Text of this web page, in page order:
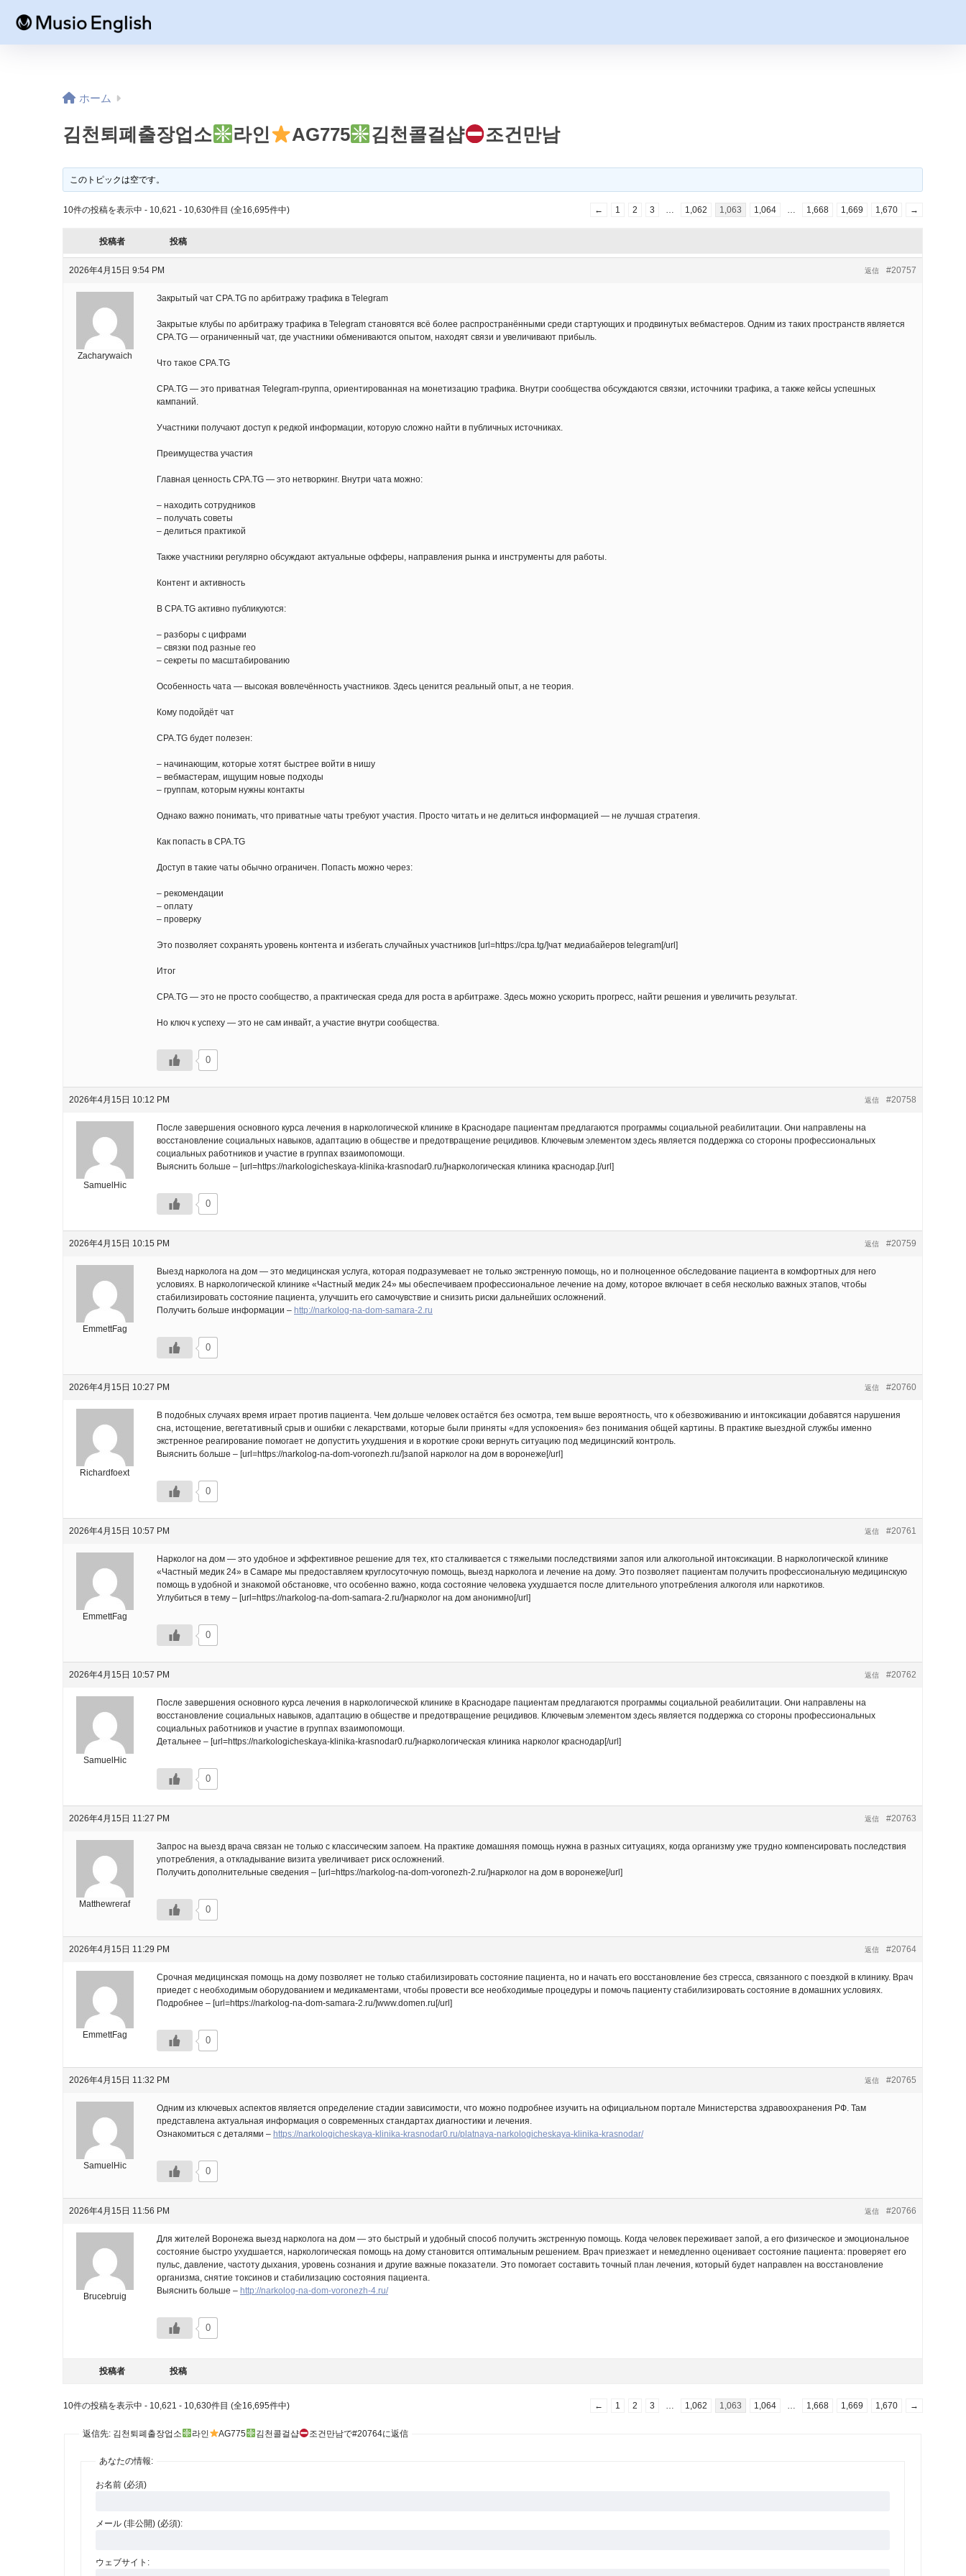
ホーム
김천퇴폐출장업소 라인 AG775 김천콜걸샵 조건만남
このトピックは空です。
10件の投稿を表示中 - 10,621 - 10,630件目 (全16,695件中) ← 1 2 3 … 1,062 1,063 1,064 … 1,668 1,669 1,670 →
投稿者 投稿
2026年4月15日 9:54 PM #20757
返信
Zacharywaich
Закрытый чат CPA.TG по арбитражу трафика в Telegram
Закрытые клубы по арбитражу трафика в Telegram становятся всё более распространёнными среди стартующих и продвинутых вебмастеров. Одним из таких пространств является
CPA.TG — ограниченный чат, где участники обмениваются опытом, находят связи и увеличивают прибыль.
Что такое CPA.TG
CPA.TG — это приватная Telegram-группа, ориентированная на монетизацию трафика. Внутри сообщества обсуждаются связки, источники трафика, а также кейсы успешных
кампаний.
Участники получают доступ к редкой информации, которую сложно найти в публичных источниках.
Преимущества участия
Главная ценность CPA.TG — это нетворкинг. Внутри чата можно:
– находить сотрудников
– получать советы
– делиться практикой
Также участники регулярно обсуждают актуальные офферы, направления рынка и инструменты для работы.
Контент и активность
В CPA.TG активно публикуются:
– разборы с цифрами
– связки под разные гео
– секреты по масштабированию
Особенность чата — высокая вовлечённость участников. Здесь ценится реальный опыт, а не теория.
Кому подойдёт чат
CPA.TG будет полезен:
– начинающим, которые хотят быстрее войти в нишу
– вебмастерам, ищущим новые подходы
– группам, которым нужны контакты
Однако важно понимать, что приватные чаты требуют участия. Просто читать и не делиться информацией — не лучшая стратегия.
Как попасть в CPA.TG
Доступ в такие чаты обычно ограничен. Попасть можно через:
– рекомендации
– оплату
– проверку
Это позволяет сохранять уровень контента и избегать случайных участников [url=https://cpa.tg/]чат медиабайеров telegram[/url]
Итог
CPA.TG — это не просто сообщество, а практическая среда для роста в арбитраже. Здесь можно ускорить прогресс, найти решения и увеличить результат.
Но ключ к успеху — это не сам инвайт, а участие внутри сообщества.
0
2026年4月15日 10:12 PM #20758
返信
SamuelHic
После завершения основного курса лечения в наркологической клинике в Краснодаре пациентам предлагаются программы социальной реабилитации. Они направлены на
восстановление социальных навыков, адаптацию в обществе и предотвращение рецидивов. Ключевым элементом здесь является поддержка со стороны профессиональных
социальных работников и участие в группах взаимопомощи.
Выяснить больше – [url=https://narkologicheskaya-klinika-krasnodar0.ru/]наркологическая клиника краснодар.[/url]
0
2026年4月15日 10:15 PM #20759
返信
EmmettFag
Выезд нарколога на дом — это медицинская услуга, которая подразумевает не только экстренную помощь, но и полноценное обследование пациента в комфортных для него
условиях. В наркологической клинике «Частный медик 24» мы обеспечиваем профессиональное лечение на дому, которое включает в себя несколько важных этапов, чтобы
стабилизировать состояние пациента, улучшить его самочувствие и снизить риски дальнейших осложнений.
Получить больше информации – http://narkolog-na-dom-samara-2.ru
0
2026年4月15日 10:27 PM #20760
返信
Richardfoext
В подобных случаях время играет против пациента. Чем дольше человек остаётся без осмотра, тем выше вероятность, что к обезвоживанию и интоксикации добавятся нарушения
сна, истощение, вегетативный срыв и ошибки с лекарствами, которые были приняты «для успокоения» без понимания общей картины. В практике выездной службы именно
экстренное реагирование помогает не допустить ухудшения и в короткие сроки вернуть ситуацию под медицинский контроль.
Выяснить больше – [url=https://narkolog-na-dom-voronezh.ru/]запой нарколог на дом в воронеже[/url]
0
2026年4月15日 10:57 PM #20761
返信
EmmettFag
Нарколог на дом — это удобное и эффективное решение для тех, кто сталкивается с тяжелыми последствиями запоя или алкогольной интоксикации. В наркологической клинике
«Частный медик 24» в Самаре мы предоставляем круглосуточную помощь, выезд нарколога и лечение на дому. Это позволяет пациентам получить профессиональную медицинскую
помощь в удобной и знакомой обстановке, что особенно важно, когда состояние человека ухудшается после длительного употребления алкоголя или наркотиков.
Углубиться в тему – [url=https://narkolog-na-dom-samara-2.ru/]нарколог на дом анонимно[/url]
0
2026年4月15日 10:57 PM #20762
返信
SamuelHic
После завершения основного курса лечения в наркологической клинике в Краснодаре пациентам предлагаются программы социальной реабилитации. Они направлены на
восстановление социальных навыков, адаптацию в обществе и предотвращение рецидивов. Ключевым элементом здесь является поддержка со стороны профессиональных
социальных работников и участие в группах взаимопомощи.
Детальнее – [url=https://narkologicheskaya-klinika-krasnodar0.ru/]наркологическая клиника нарколог краснодар[/url]
0
2026年4月15日 11:27 PM #20763
返信
Matthewreraf
Запрос на выезд врача связан не только с классическим запоем. На практике домашняя помощь нужна в разных ситуациях, когда организму уже трудно компенсировать последствия
употребления, а откладывание визита увеличивает риск осложнений.
Получить дополнительные сведения – [url=https://narkolog-na-dom-voronezh-2.ru/]нарколог на дом в воронеже[/url]
0
2026年4月15日 11:29 PM #20764
返信
EmmettFag
Срочная медицинская помощь на дому позволяет не только стабилизировать состояние пациента, но и начать его восстановление без стресса, связанного с поездкой в клинику. Врач
приедет с необходимым оборудованием и медикаментами, чтобы провести все необходимые процедуры и помочь пациенту стабилизировать состояние в домашних условиях.
Подробнее – [url=https://narkolog-na-dom-samara-2.ru/]www.domen.ru[/url]
0
2026年4月15日 11:32 PM #20765
返信
SamuelHic
Одним из ключевых аспектов является определение стадии зависимости, что можно подробнее изучить на официальном портале Министерства здравоохранения РФ. Там
представлена актуальная информация о современных стандартах диагностики и лечения.
Ознакомиться с деталями – https://narkologicheskaya-klinika-krasnodar0.ru/platnaya-narkologicheskaya-klinika-krasnodar/
0
2026年4月15日 11:56 PM #20766
返信
Brucebruig
Для жителей Воронежа выезд нарколога на дом — это быстрый и удобный способ получить экстренную помощь. Когда человек переживает запой, а его физическое и эмоциональное
состояние быстро ухудшается, наркологическая помощь на дому становится оптимальным решением. Врач приезжает и немедленно оценивает состояние пациента: проверяет его
пульс, давление, частоту дыхания, уровень сознания и другие важные показатели. Это помогает составить точный план лечения, который будет направлен на восстановление
организма, снятие токсинов и стабилизацию состояния пациента.
Выяснить больше – http://narkolog-na-dom-voronezh-4.ru/
0
投稿者 投稿
10件の投稿を表示中 - 10,621 - 10,630件目 (全16,695件中) ← 1 2 3 … 1,062 1,063 1,064 … 1,668 1,669 1,670 →
返信先: 김천퇴폐출장업소 라인 AG775 김천콜걸샵 조건만남で#20764に返信
あなたの情報:
お名前 (必須)
メール (非公開) (必須):
ウェブサイト: